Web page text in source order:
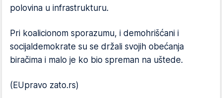
polovina u infrastrukturu.
Pri koalicionom sporazumu, i demohrišćani i
socijaldemokrate su se držali svojih obećanja
biračima i malo je ko bio spreman na uštede.
(EUpravo zato.rs)